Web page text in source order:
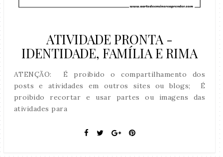
ATIVIDADE PRONTA -
IDENTIDADE, FAMÍLIA E RIMA
ATENÇÃO: É proibido o compartilhamento dos
posts e atividades em outros sites ou blogs; É
proibido recortar e usar partes ou imagens das
atividades para